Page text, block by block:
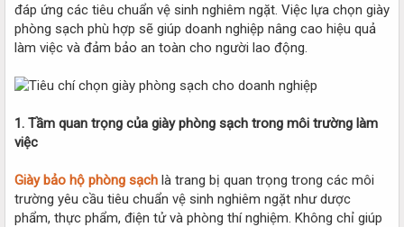
đáp ứng các tiêu chuẩn vệ sinh nghiêm ngặt. Việc lựa chọn giày
phòng sạch phù hợp sẽ giúp doanh nghiệp nâng cao hiệu quả
làm việc và đảm bảo an toàn cho người lao động.
1. Tầm quan trọng của giày phòng sạch trong môi trường làm
việc
Giày bảo hộ phòng sạch là trang bị quan trọng trong các môi
trường yêu cầu tiêu chuẩn vệ sinh nghiêm ngặt như dược
phẩm, thực phẩm, điện tử và phòng thí nghiệm. Không chỉ giúp